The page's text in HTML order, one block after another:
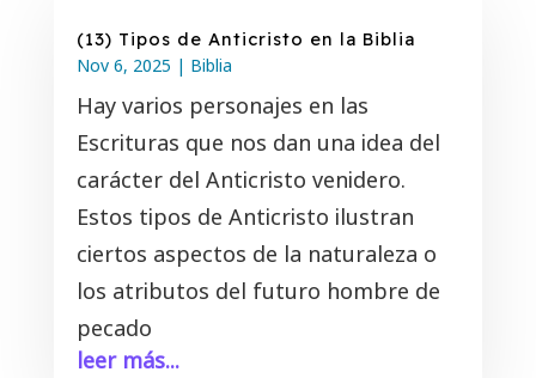
(13) Tipos de Anticristo en la Biblia
Nov 6, 2025 | Biblia
Hay varios personajes en las
Escrituras que nos dan una idea del
carácter del Anticristo venidero.
Estos tipos de Anticristo ilustran
ciertos aspectos de la naturaleza o
los atributos del futuro hombre de
pecado
leer más...